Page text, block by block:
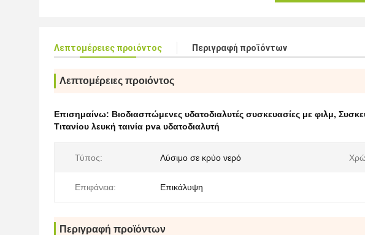
Λεπτομέρειες προιόντος Περιγραφή προϊόντων
Λεπτομέρειες προιόντος
Επισημαίνω: Βιοδιασπώμενες υδατοδιαλυτές συσκευασίες με φιλμ,
Τιτανίου λευκή ταινία pva υδατοδιαλυτή
Τύπος: Λύσιμο σε κρύο νερό
Επιφάνεια: Επικάλυψη
Περιγραφή προϊόντων